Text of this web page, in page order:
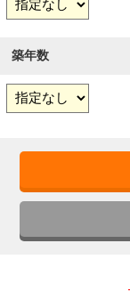
築年数